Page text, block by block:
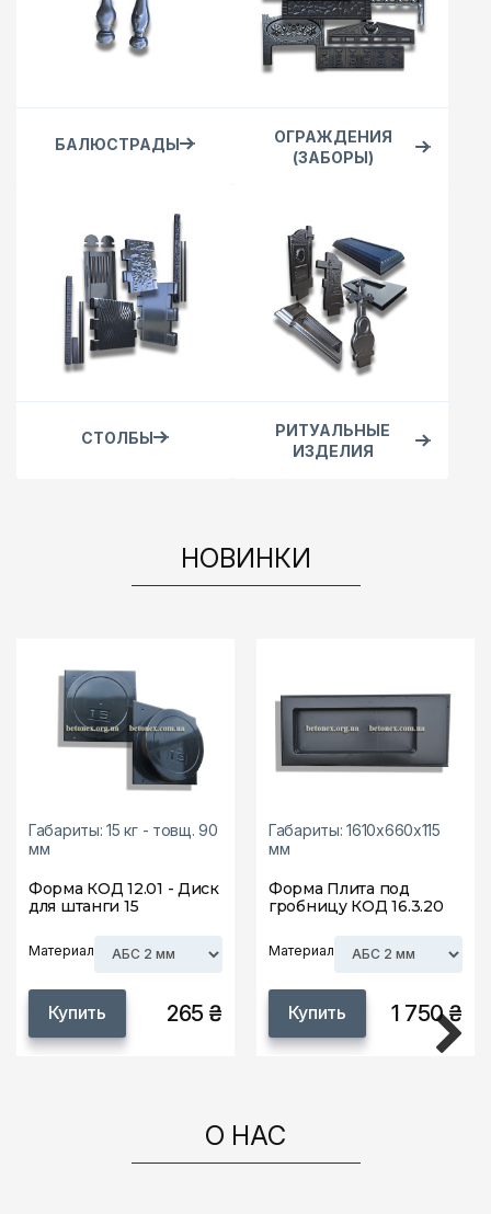
БАЛЮСТРАДЫ
ОГРАЖДЕНИЯ
(ЗАБОРЫ)
СТОЛБЫ
РИТУАЛЬНЫЕ
ИЗДЕЛИЯ
НОВИНКИ
Габариты: 15 кг - товщ. 90
мм
Форма КОД 12.01 - Диск
для штанги 15
Материал
Купить 265 ₴
Габариты: 1610х660х115
мм
Форма Плита под
гробницу КОД 16.3.20
Материал
Купить 1 750 ₴
О НАС